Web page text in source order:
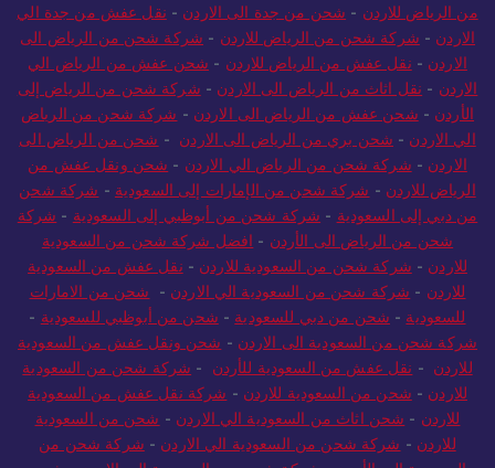
من الرياض للاردن - شحن من جدة الى الاردن - نقل عفش من جدة الي
الاردن - شركة شحن من الرياض للاردن - شركة شحن من الرياض الى
الاردن - نقل عفش من الرياض للاردن - شحن عفش من الرياض الي
الاردن - نقل اثاث من الرياض الى الاردن - شركة شحن من الرياض إلى
الأردن - شحن عفش من الرياض الى الاردن - شركة شحن من الرياض
الي الاردن - شحن بري من الرياض الى الاردن - شحن من الرياض الى
الاردن - شركة شحن من الرياض الي الاردن - شحن ونقل عفش من
الرياض للاردن - شركة شحن من الإمارات إلى السعودية - شركة شحن
من دبي إلى السعودية - شركة شحن من أبوظبي إلى السعودية - شركة
شحن من الرياض الى الأردن - افضل شركة شحن من السعودية
للاردن - شركة شحن من السعودية للاردن - نقل عفش من السعودية
للاردن - شركة شحن من السعودية الي الاردن - شحن من الامارات
للسعودية - شحن من دبي للسعودية - شحن من أبوظبي للسعودية -
شركة شحن من السعودية الى الاردن - شحن ونقل عفش من السعودية
للاردن - نقل عفش من السعودية للأردن - شركة شحن من السعودية
للاردن - شحن من السعودية للاردن - شركة نقل عفش من السعودية
للاردن - شحن اثاث من السعودية الي الاردن - شحن من السعودية
للاردن - شركة شحن من السعودية الي الاردن - شركة شحن من